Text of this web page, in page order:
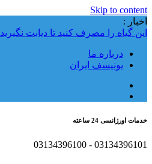
Skip to content
اخبار :
این گیاه را مصرف کنید تا دیابت نگیرید
درباره ما
یونیسف ایران
خدمات اورژانسی 24 ساعته
03134396101 - 03134396100